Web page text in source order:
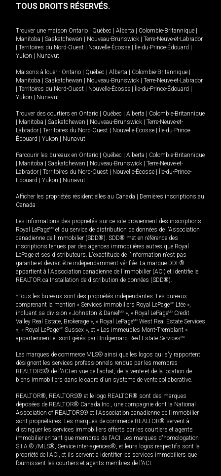
TOUS DROITS RÉSERVÉS.
Trouver une maison Ontario Québec Alberta Colombie-Britannique
Manitoba
Saskatchewan Nouveau-Brunswick
Terre-Neuve-et-Labrador
Territoires du Nord-Ouest Nouvelle-Écosse Île-du-Prince-Édouard
Yukon
Nunavut.
Maisons à louer - Ontario Québec Alberta Colombie-Britannique
Manitoba
Saskatchewan Nouveau-Brunswick
Terre-Neuve-et-Labrador
Territoires du Nord-Ouest Nouvelle-Écosse Île-du-Prince-Édouard
Yukon
Nunavut.
Trouver des courtiers en Ontario Québec Alberta
Colombie-Britannique
Manitoba Saskatchewan Nouveau-Brunswick
Terre-Neuve-et-
Labrador
Territoires du Nord-Ouest Nouvelle-Écosse
Île-du-Prince-
Édouard
Yukon Nunavut
Parcourir les bureaux en Ontario Québec Alberta
Colombie-Britannique
Manitoba Saskatchewan Nouveau-Brunswick
Terre-Neuve-et-
Labrador
Territoires du Nord-Ouest Nouvelle-Écosse
Île-du-Prince-
Édouard
Yukon Nunavut
Afficher les propriétés résidentielles au Canada
Dernières inscriptions au
Canada
Les informations des propriétés sur ce site proviennent des inscriptions
Royal LePageMD et du service de distribution de données de l'Association
canadienne de l’immobilier (SDD®). SDD® met en référence des
inscriptions tenues par des agences immobilières autres que Royal
LePage et ses distributeurs. L'exactitude de l'information n'est pas
garantie et devrait être indépendamment vérifiée. La marque DDF®
appartient à l'Association canadienne de l’immobilier (ACI) et identifie le
REALTOR.ca Installation de distribution de données (SDD®).
*Tous les bureaux sont des propriétés indépendantes. Les bureaux
comprenant la mention « Services immobiliers Royal LePageMD Ltée »,
incluant sa division « Johnston & Daniel MD », « Royal LePageMD Credit
Valley Real Estate, Brokerage », « Royal LePageMD West Real Estate Services
», « Royal LePageMD Sussex », et « Les immeubles Mont-Tremblant »
appartiennent et sont gérés par Bridgemarq Real Estate ServicesMD.
Les marques de commerce MLS® ainsi que les logos qui s'y rapportent
désignent les services professionnels rendus par les membres
REALTORS® de l'ACI en vue de l'achat, de la vente et de la location de
biens immobiliers dans le cadre d'un système de vente collaborative.
REALTOR®, REALTORS® et le logo REALTOR® sont des marques
déposées de REALTOR® Canada Inc., une compagnie dont la National
Association of REALTORS® et l'Association canadienne de l’immobilier
sont propriétaires. Les marques de commerce REALTOR® servent à
distinguer les services immobiliers offerts par les courtiers et agents
immobilier en tant que membres de l'ACI. Les marques d'homologation
S.I.A.® /MLS®, Service inter-agences®, et leurs logos respectifs sont la
propriété de l'ACI, et ils servent à identifier les services immobiliers que
fournissent les courtiers et agents membres de l'ACI.